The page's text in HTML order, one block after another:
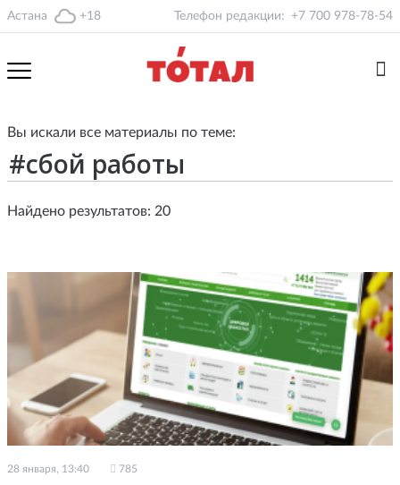
Астана +18 Телефон редакции: +7 700 978-78-54
Вы искали все материалы по теме:
Найдено результатов: 20
28 января, 13:40 785